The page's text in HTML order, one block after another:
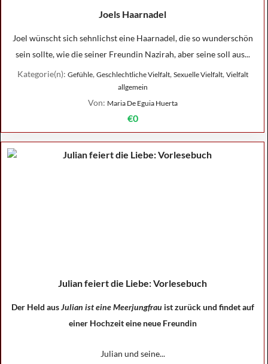
Joels Haarnadel
Joel wünscht sich sehnlichst eine Haarnadel, die so wunderschön
sein sollte, wie die seiner Freundin Nazirah, aber seine soll aus...
Kategorie(n): Gefühle, Geschlechtliche Vielfalt, Sexuelle Vielfalt, Vielfalt
allgemein
Von: Maria De Eguia Huerta
€0
Julian feiert die Liebe: Vorlesebuch
Der Held ausJulian ist eine Meerjungfrauist zurück und findet auf
einer Hochzeit eine neue Freundin
Julian und seine...